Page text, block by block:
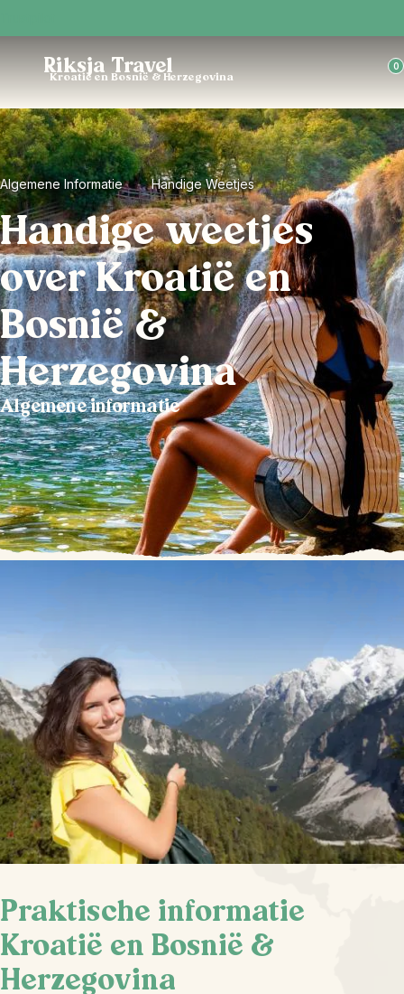
Riksja Travel
Kroatië en Bosnië & Herzegovina
0
Algemene Informatie Handige Weetjes
Handige weetjes
over Kroatië en
Bosnië &
Herzegovina
Algemene informatie
Praktische informatie
Kroatië en Bosnië &
Herzegovina